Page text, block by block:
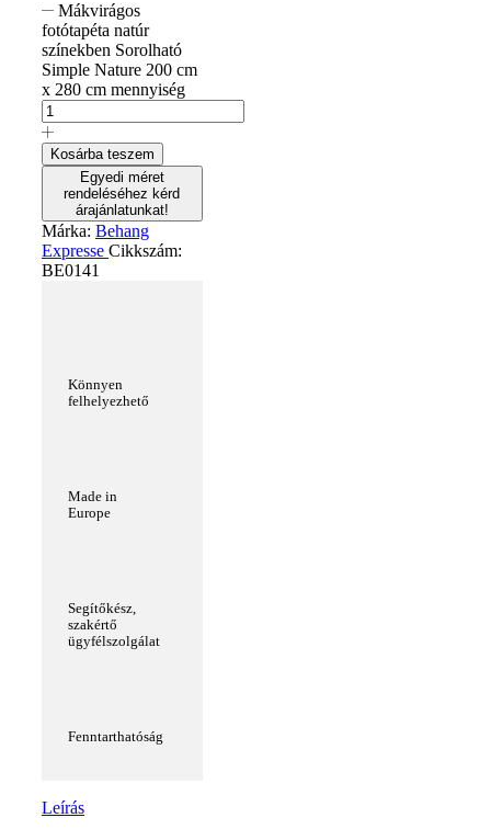
Mákvirágos
fotótapéta natúr
színekben Sorolható
Simple Nature 200 cm
x 280 cm mennyiség
Kosárba teszem
Egyedi méret
rendeléséhez kérd
árajánlatunkat!
Márka: Behang
Expresse Cikkszám:
BE0141
Könnyen
felhelyezhető
Made in
Europe
Segítőkész,
szakértő
ügyfélszolgálat
Fenntarthatóság
Leírás